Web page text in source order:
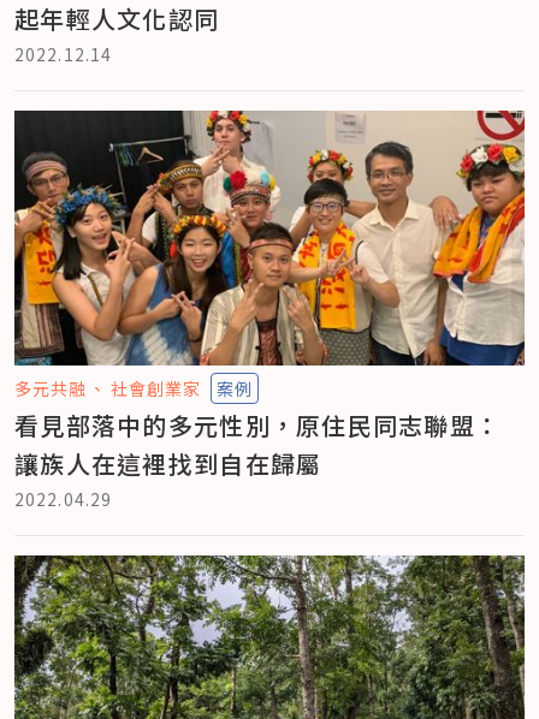
起年輕人文化認同
2022.12.14
多元共融 社會創業家 案例
看見部落中的多元性別，原住民同志聯盟：
讓族人在這裡找到自在歸屬
2022.04.29